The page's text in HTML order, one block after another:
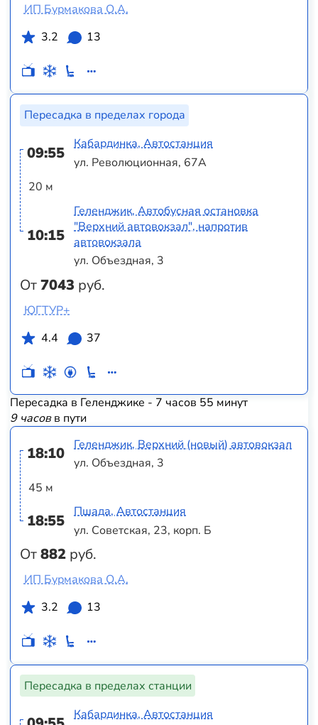
ИП Бурмакова О.А.
3.2
13
Пересадка в пределах города
09:55
20 м
10:15
От7043 руб.
Кабардинка, Автостанция
ул. Революционная, 67А
Геленджик, Автобусная остановка
"Верхний автовокзал", напротив
автовокзала
ул. Объездная, 3
ЮГТУР+
4.4
37
Пересадка в Геленджике - 7 часов 55 минут
9 часовв пути
18:10
45 м
18:55
От882 руб.
Геленджик, Верхний (новый) автовокзал
ул. Объездная, 3
Пшада, Автостанция
ул. Советская, 23, корп. Б
ИП Бурмакова О.А.
3.2
13
Пересадка в пределах станции
Кабардинка, Автостанция